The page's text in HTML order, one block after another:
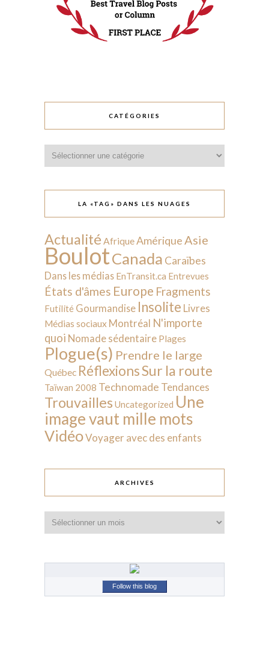
CATÉGORIES
LA «TAG» DANS LES NUAGES
Actualité AfriqueAmérique Asie
BoulotCanada Caraïbes
Dans les médias EnTransit.ca Entrevues
États d'âmes Europe Fragments
Futilité Gourmandise Insolite Livres
Médias sociaux Montréal N'importe
quoi Nomade sédentaire Plages
Plogue(s) Prendre le large
Québec RéflexionsSur la route
Taïwan 2008 Technomade Tendances
Trouvailles Uncategorized Une
image vaut mille mots
VidéoVoyager avec des enfants
ARCHIVES
Follow this blog